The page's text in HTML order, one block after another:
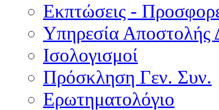
Εκπτώσεις -
Υπηρεσία Αποστολής
Ισολογισμοί
Πρόσκληση Γεν. Συν.
Ερωτηματολόγιο